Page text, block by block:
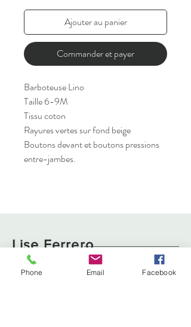
Ajouter au panier
Commander et payer
Barboteuse Lino
Taille 6-9M
Tissu coton
Rayures vertes sur fond beige
Boutons devant et boutons pressions
entre-jambes.
Lise Ferrero
Phone Email Facebook